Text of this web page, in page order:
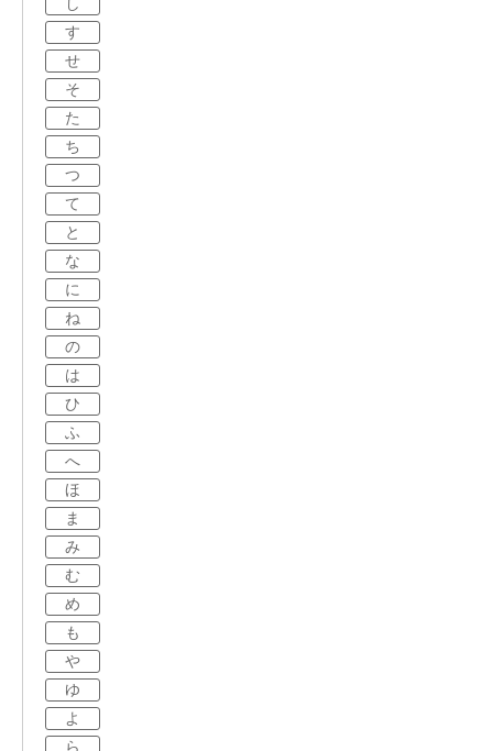
し
す
せ
そ
た
ち
つ
て
と
な
に
ね
の
は
ひ
ふ
へ
ほ
ま
み
む
め
も
や
ゆ
よ
ら